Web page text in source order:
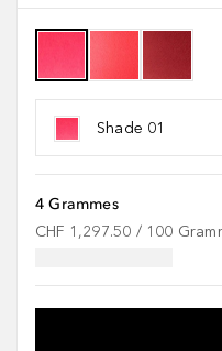
Shade 01
4 Grammes
CHF 1,297.50 / 100